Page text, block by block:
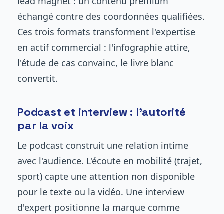
échangé contre des coordonnées qualifiées.
Ces trois formats transforment l'expertise
en actif commercial : l'infographie attire,
l'étude de cas convainc, le livre blanc
convertit.
Podcast et interview : l'autorité
par la voix
Le podcast construit une relation intime
avec l'audience. L'écoute en mobilité (trajet,
sport) capte une attention non disponible
pour le texte ou la vidéo. Une interview
d'expert positionne la marque comme